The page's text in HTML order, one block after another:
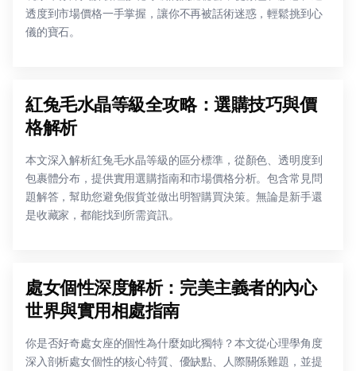
透度到市場價格一手掌握，讓你不再被話術迷惑，輕鬆挑到心
儀的寶石。
紅兔毛水晶等級全攻略：選購技巧與價
格解析
本文深入解析紅兔毛水晶等級的區分標準，從顏色、透明度到
包裹體分布，提供實用選購指南和市場價格分析。包含常見問
題解答，幫助您避免假貨並做出明智購買決策。無論是新手還
是收藏家，都能找到所需資訊。
處女個性深度解析：完美主義者的內心
世界與實用相處指南
你是否好奇處女座的個性為什麼如此獨特？本文從心理學角度
深入剖析處女個性的核心特質、優缺點、人際關係難題，並提